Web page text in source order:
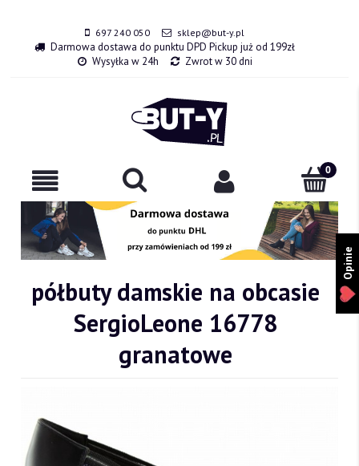
697 240 050 sklep@but-y.pl
Darmowa dostawa do punktu DPD Pickup już od 199zł
Wysyłka w 24h
Zwrot w 30 dni
półbuty damskie na obcasie
SergioLeone 16778
granatowe
Opinie